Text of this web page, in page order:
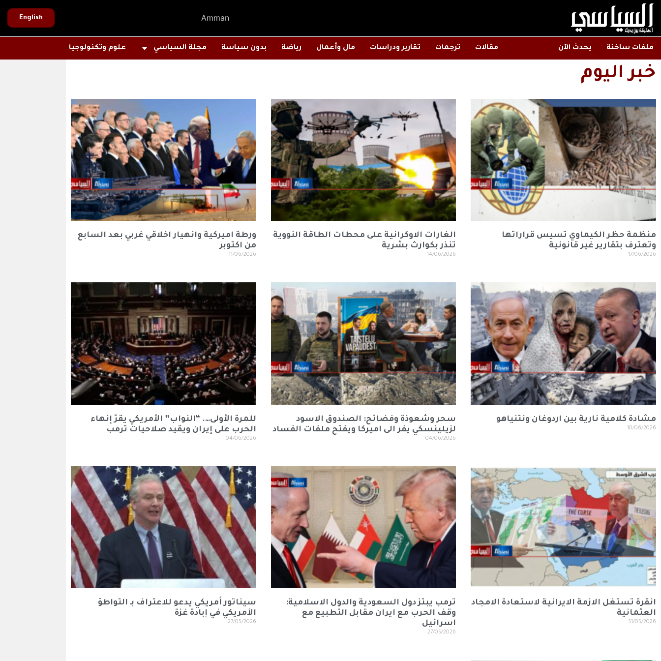
Amman
English
ملفات ساخنة يحدث الآن مقالات ترجمات تقارير ودراسات مال وأعمال رياضة بدون سياسة مجلة السياسي علوم وتكنولوجيا
خبر اليوم
منظمة حظر الكيماوي تسيس قراراتها
وتعترف بتقارير غير قانونية
17/06/2026
الغارات الاوكرانية على محطات الطاقة النووية
تنذر بكوارث بشرية
14/06/2026
ورطة اميركية وانهيار اخلاقي غربي بعد السابع
من اكتوبر
11/06/2026
مشادة كلامية نارية بين اردوغان ونتنياهو
10/06/2026
سحر وشعوذة وفضائح: الصندوق الاسود
لزيلينسكي يفر الى اميركا ويفتح ملفات الفساد
04/06/2026
للمرة الأولى…. “النواب” الأمريكي يقرّ إنهاء
الحرب على إيران ويقيد صلاحيات ترمب
04/06/2026
انقرة تستغل الازمة الايرانية لاستعادة الامجاد
العثمانية
31/05/2026
ترمب يبتز دول السعودية والدول الاسلامية:
وقف الحرب مع ايران مقابل التطبيع مع
اسرائيل
27/05/2026
سيناتور أمريكي يدعو للاعتراف بـ التواطؤ
الأمريكي في إبادة غزة
27/05/2026